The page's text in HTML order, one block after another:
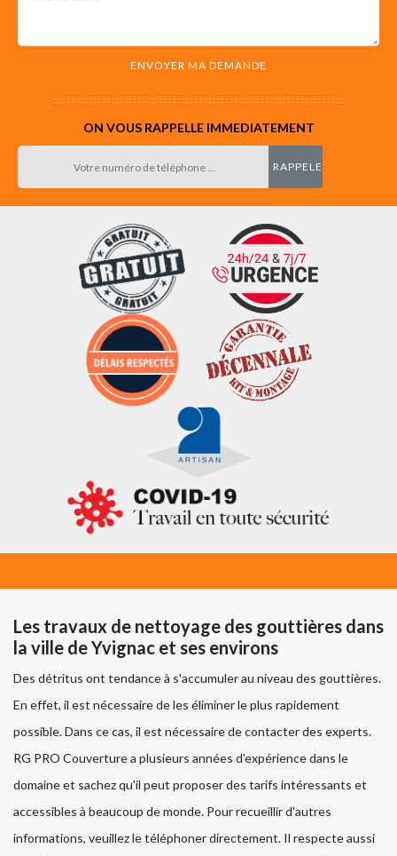
ON VOUS RAPPELLE IMMEDIATEMENT
Les travaux de nettoyage des gouttières dans
la ville de Yvignac et ses environs
Des détritus ont tendance à s'accumuler au niveau des gouttières.
En effet, il est nécessaire de les éliminer le plus rapidement
possible. Dans ce cas, il est nécessaire de contacter des experts.
RG PRO Couverture a plusieurs années d'expérience dans le
domaine et sachez qu'il peut proposer des tarifs intéressants et
accessibles à beaucoup de monde. Pour recueillir d'autres
informations, veuillez le téléphoner directement. Il respecte aussi